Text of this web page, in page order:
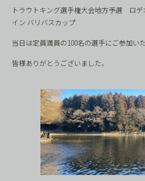
トラウトキング選手権大会地方予選 ロデ
イン バリバスカップ
当日は定員満員の100名の選手にご参加い
皆様ありがとうございました。